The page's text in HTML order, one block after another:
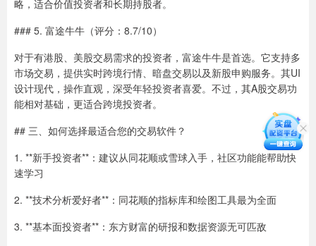
略，适合价值投资者和长期持股者。
### 5. 富途牛牛（评分：8.7/10）
对于有港股、美股交易需求的投资者，富途牛牛是首选。它支持多
市场交易，提供实时跨境行情、暗盘交易以及新股申购服务。其UI
设计现代，操作直观，深受年轻投资者喜爱。不过，其A股交易功
能相对基础，更适合跨境投资者。
## 三、如何选择最适合您的交易软件？
1. **新手投资者**：建议从同花顺或雪球入手，社区功能能帮助快
速学习
2. **技术分析爱好者**：同花顺的指标库和绘图工具最为全面
3. **基本面投资者**：东方财富的研报和数据资源无可匹敌